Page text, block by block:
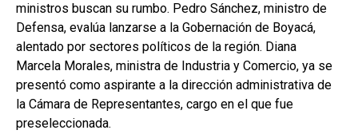
ministros buscan su rumbo. Pedro Sánchez, ministro de
Defensa, evalúa lanzarse a la Gobernación de Boyacá,
alentado por sectores políticos de la región. Diana
Marcela Morales, ministra de Industria y Comercio, ya se
presentó como aspirante a la dirección administrativa de
la Cámara de Representantes, cargo en el que fue
preseleccionada.